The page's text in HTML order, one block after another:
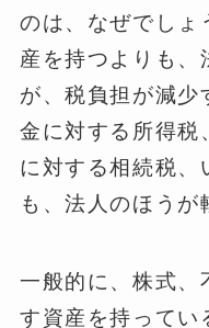
のは、なぜでしょ
産を持つよりも、
が、税負担が減少
金に対する所得税
に対する相続税、
も、法人のほうが
一般的に、株式、
す資産を持ってい